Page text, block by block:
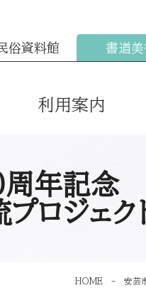
俗資料館 書道美
利用案内
年記念
ロジェク
HOME - 安芸